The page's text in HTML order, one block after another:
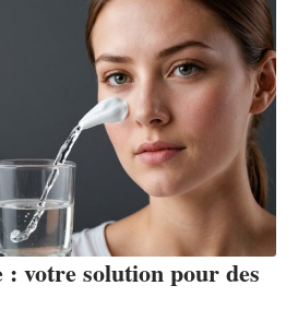
votre solution pour des